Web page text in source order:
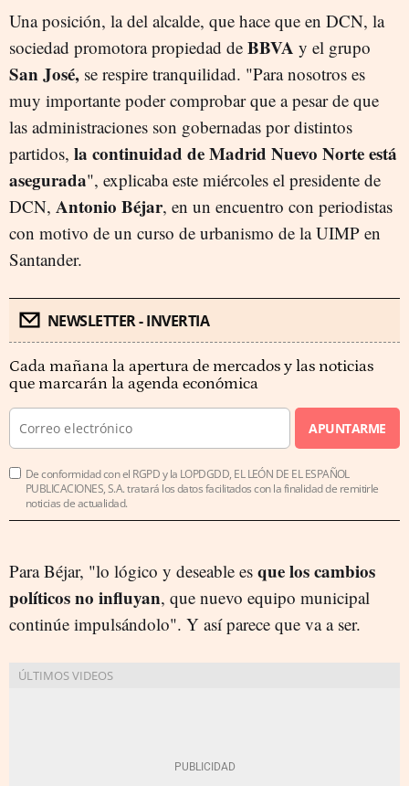
Una posición, la del alcalde, que hace que en DCN, la
sociedad promotora propiedad de BBVA y el grupo
San José, se respire tranquilidad. "Para nosotros es
muy importante poder comprobar que a pesar de que
las administraciones son gobernadas por distintos
partidos, la continuidad de Madrid Nuevo Norte está
asegurada", explicaba este miércoles el presidente de
DCN, Antonio Béjar, en un encuentro con periodistas
con motivo de un curso de urbanismo de la UIMP en
Santander.
NEWSLETTER - INVERTIA
Cada mañana la apertura de mercados y las noticias
que marcarán la agenda económica
APUNTARME
De conformidad con el RGPD y la LOPDGDD, EL LEÓN DE EL ESPAÑOL
PUBLICACIONES, S.A. tratará los datos facilitados con la finalidad de remitirle
noticias de actualidad.
Para Béjar, "lo lógico y deseable es que los cambios
políticos no influyan, que nuevo equipo municipal
continúe impulsándolo". Y así parece que va a ser.